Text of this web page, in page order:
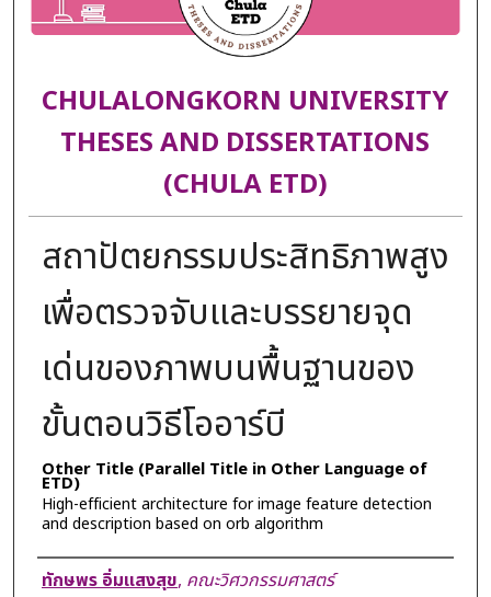
CHULALONGKORN UNIVERSITY
THESES AND DISSERTATIONS
(CHULA ETD)
สถาปัตยกรรมประสิทธิภาพสูง
เพื่อตรวจจับและบรรยายจุด
เด่นของภาพบนพื้นฐานของ
ขั้นตอนวิธีโออาร์บี
Other Title (Parallel Title in Other Language of
ETD)
High-efficient architecture for image feature detection
and description based on orb algorithm
Author
ทักษพร อิ่มแสงสุข, คณะวิศวกรรมศาสตร์